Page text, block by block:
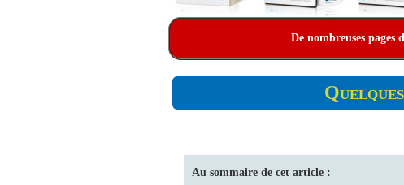
De nombreuses pages
Au sommaire de cet article :